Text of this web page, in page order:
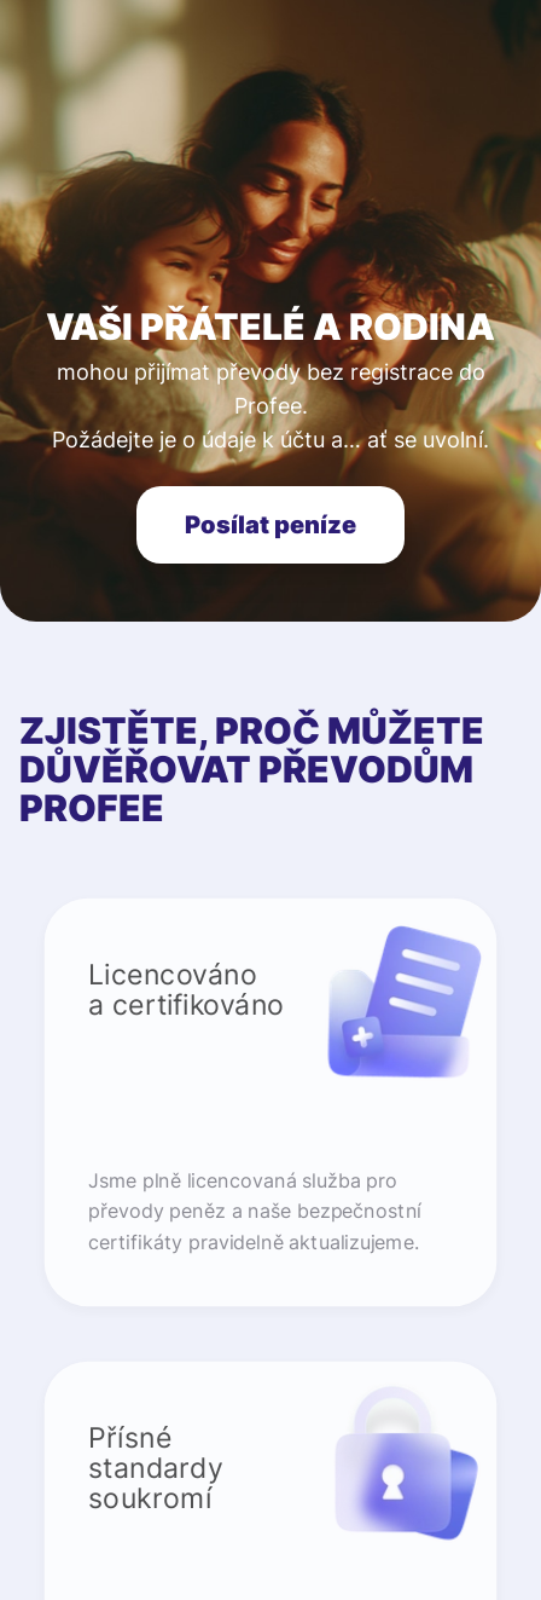
VAŠI PŘÁTELÉ A RODINA
mohou přijímat převody bez registrace do
Profee.
Požádejte je o údaje k účtu a… ať se uvolní.
Posílat peníze
ZJISTĚTE, PROČ MŮŽETE
DŮVĚŘOVAT PŘEVODŮM
PROFEE
Licencováno
a certifikováno
Jsme plně licencovaná služba pro
převody peněz a naše bezpečnostní
certifikáty pravidelně aktualizujeme.
Přísné
standardy
soukromí